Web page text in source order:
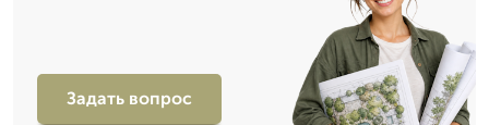
Задать вопрос